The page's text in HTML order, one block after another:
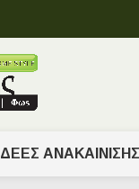
ΙΔΈΕΣ ΑΝΑΚΑΊΝΙΣΗΣ